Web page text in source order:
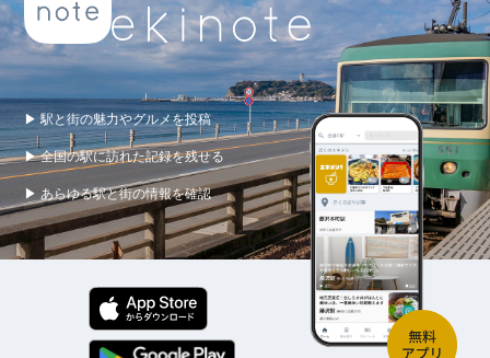
▶ 駅と街の魅力やグルメを投稿
▶ 全国の駅に訪れた記録を残せる
▶ あらゆる駅と街の情報を確認